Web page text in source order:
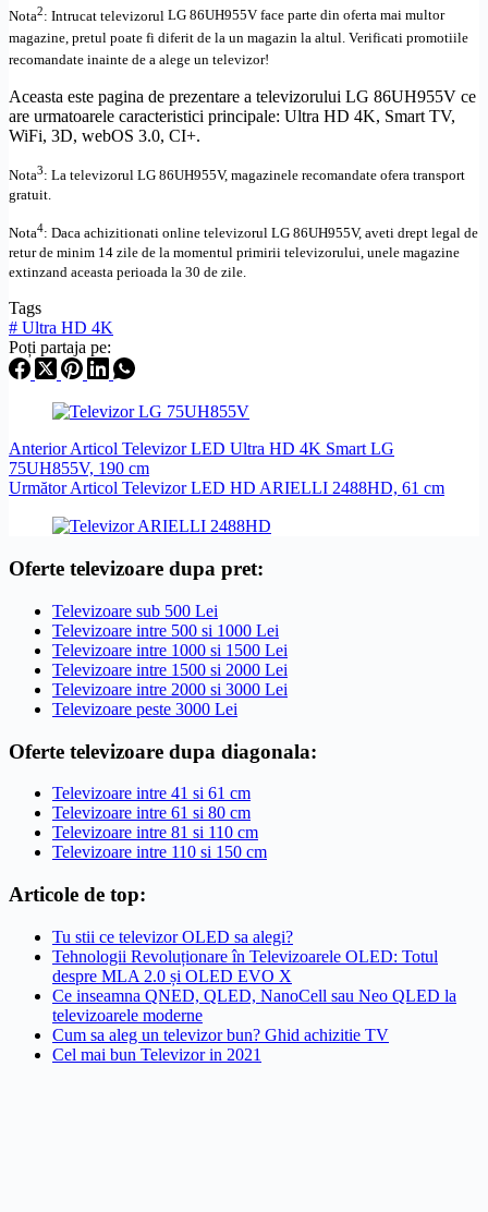
Nota2: Intrucat televizorul LG 86UH955V face parte din oferta mai multor
magazine, pretul poate fi diferit de la un magazin la altul . Verificati promotiile
recomandate inainte de a alege un televizor!
Aceasta este pagina de prezentare a televizorului LG 86UH955V ce
are urmatoarele caracteristici principale: Ultra HD 4K, Smart TV,
WiFi, 3D, webOS 3.0, CI+.
Nota3: La televizorul LG 86UH955V, magazinele recomandate ofera transport
gratuit.
Nota4: Daca achizitionati online televizorul LG 86UH955V, aveti drept legal de
retur de minim 14 zile de la momentul primirii televizorului, unele magazine
extinzand aceasta perioada la 30 de zile.
Tags
# Ultra HD 4K
Poți partaja pe:
AnteriorArticol Televizor LED Ultra HD 4K Smart LG
75UH855V, 190 cm
UrmătorArticol Televizor LED HD ARIELLI 2488HD, 61 cm
Oferte televizoare dupa pret:
Televizoare sub 500 Lei
Televizoare intre 500 si 1000 Lei
Televizoare intre 1000 si 1500 Lei
Televizoare intre 1500 si 2000 Lei
Televizoare intre 2000 si 3000 Lei
Televizoare peste 3000 Lei
Oferte televizoare dupa diagonala:
Televizoare intre 41 si 61 cm
Televizoare intre 61 si 80 cm
Televizoare intre 81 si 110 cm
Televizoare intre 110 si 150 cm
Articole de top:
Tu stii ce televizor OLED sa alegi?
Tehnologii Revoluționare în Televizoarele OLED: Totul
despre MLA 2.0 și OLED EVO X
Ce inseamna QNED, QLED, NanoCell sau Neo QLED la
televizoarele moderne
Cum sa aleg un televizor bun? Ghid achizitie TV
Cel mai bun Televizor in 2021